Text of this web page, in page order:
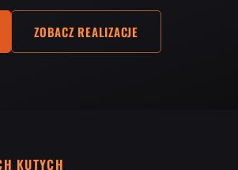
ZOBACZ REALIZACJE
KUTYCH